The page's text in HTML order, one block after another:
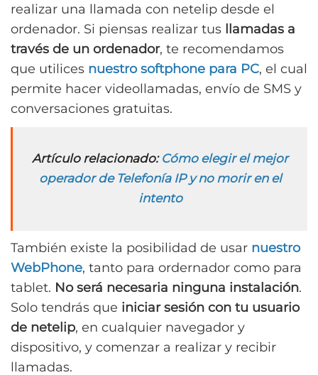
realizar una llamada con netelip desde el
ordenador. Si piensas realizar tus llamadas a
través de un ordenador, te recomendamos
que utilices nuestro softphone para PC, el cual
permite hacer videollamadas, envío de SMS y
conversaciones gratuitas.
Artículo relacionado: Cómo elegir el mejor
operador de Telefonía IP y no morir en el
intento
También existe la posibilidad de usar nuestro
WebPhone, tanto para ordernador como para
tablet. No será necesaria ninguna instalación.
Solo tendrás que iniciar sesión con tu usuario
de netelip, en cualquier navegador y
dispositivo, y comenzar a realizar y recibir
llamadas.